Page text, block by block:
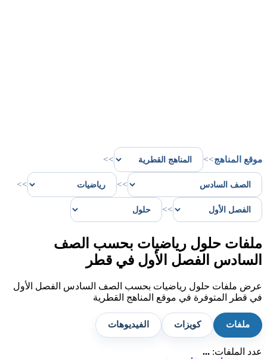
موقع المناهج>>
>>
>>
>>
>>
ملفات حلول رياضيات بحسب الصف
السادس الفصل الأول في قطر
عرض ملفات حلول رياضيات بحسب الصف السادس الفصل الأول
في قطر المتوفرة في موقع المناهج القطرية
ملفات كويزات الفيديوهات
عدد الملفات: ...